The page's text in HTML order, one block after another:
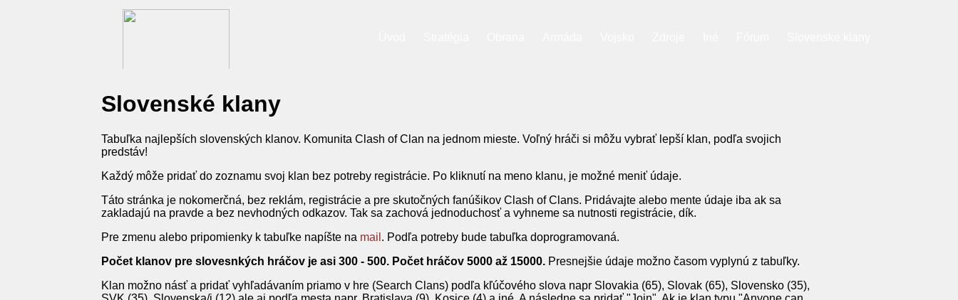
Slovenské klany
Tabuľka najlepších slovenských klanov. Komunita Clash of Clan na jednom mieste. Voľný hráči si môžu vybrať lepší klan, podľa svojich
predstáv!
Každý môže pridať do zoznamu svoj klan bez potreby registrácie. Po kliknutí na meno klanu, je možné meniť údaje.
Táto stránka je nokomerčná, bez reklám, registrácie a pre skutočných fanúšikov Clash of Clans. Pridávajte alebo mente údaje iba ak sa
zakladajú na pravde a bez nevhodných odkazov. Tak sa zachová jednoduchosť a vyhneme sa nutnosti registrácie, dík.
Pre zmenu alebo pripomienky k tabuľke napíšte na mail . Podľa potreby bude tabuľka doprogramovaná.
Počet klanov pre slovesnkých hráčov je asi 300 - 500. Počet hráčov 5000 až 15000. Presnejšie údaje možno časom vyplynú z tabuľky.
Klan možno násť a pridať vyhľadávaním priamo v hre (Search Clans) podľa kľúčového slova napr Slovakia (65), Slovak (65), Slovensko (35),